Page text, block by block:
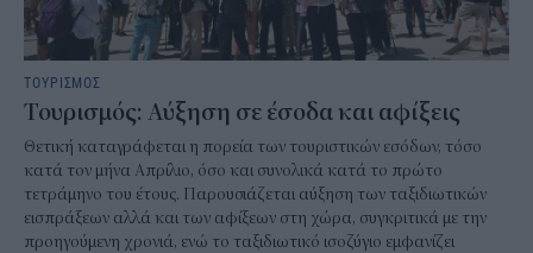
ΤΟΥΡΙΣΜΟΣ
Τουρισμός: Αύξηση σε έσοδα και αφίξεις
Θετική καταγράφεται η πορεία των τουριστικών εσόδων, τόσο
κατά τον μήνα Απρίλιο, όσο και συνολικά κατά το πρώτο
τετράμηνο του έτους. Παρουσιάζεται αύξηση των ταξιδιωτικών
εισπράξεων αλλά και των αφίξεων στη χώρα, συγκριτικά με την
προηγούμενη χρονιά, ενώ το ταξιδιωτικό ισοζύγιο εμφανίζει